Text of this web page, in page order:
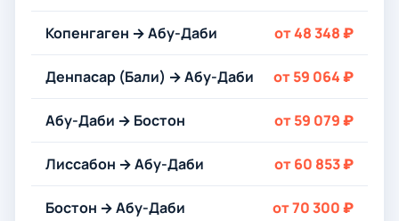
Копенгаген → Абу-Даби от 48 348 ₽
Денпасар (Бали) → Абу-Даби от 59 064 ₽
Абу-Даби → Бостон от 59 079 ₽
Лиссабон → Абу-Даби от 60 853 ₽
Бостон → Абу-Даби от 70 300 ₽